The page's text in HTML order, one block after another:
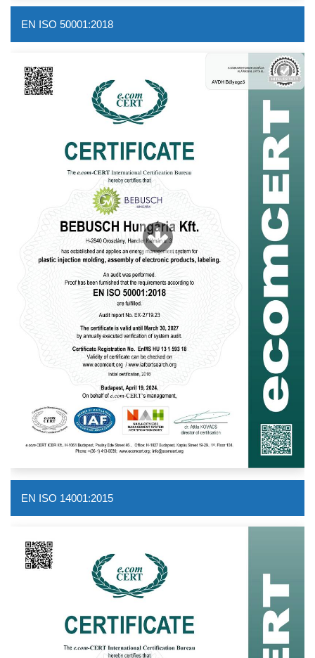
EN ISO 50001:2018
EN ISO 14001:2015